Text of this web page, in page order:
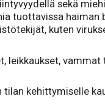
sekä
tuottavissa
kuten
leikkaukset,
kehittymiselle